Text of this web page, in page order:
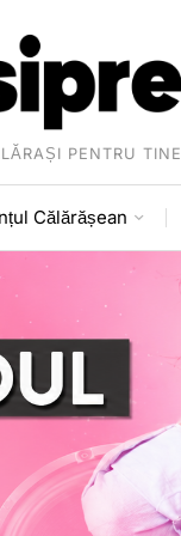
PENTRU TINE
Călărășean